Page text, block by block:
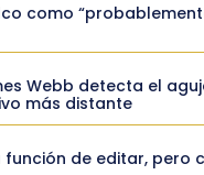
como
Webb detecta el
más distante
de editar, pero